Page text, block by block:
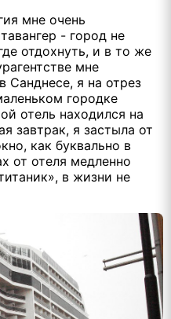
мне очень
- город не
отдохнуть, и в то же
мне
Санднесе, я на отрез
городке
отель находился на
завтрак, я застыла от
как буквально в
от отеля медленно
в жизни не